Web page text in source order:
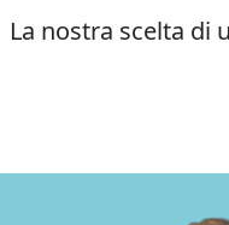
La nostra scelta di